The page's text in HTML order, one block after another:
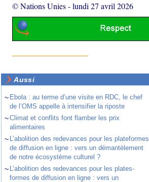
© Nations Unies-lundi 27 avril 2026
Aussi
~ Ebola : au terme d’une visite en RDC, le chef
de l’OMS appelle à intensifier la riposte
~Climat et conflits font flamber les prix
alimentaires
~ L’abolition des redevances pour les plateformes
de diffusion en ligne : vers un démantèlement
de notre écosystème culturel ?
~ L’abolition des redevances pour les plates-
formes de diffusion en ligne : vers un